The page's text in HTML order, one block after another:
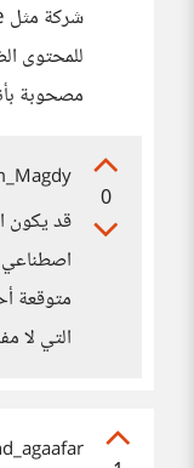
للمحتوى
مصحوبة
0
قد يكون
اصطناعي
متوقعة
التي لا